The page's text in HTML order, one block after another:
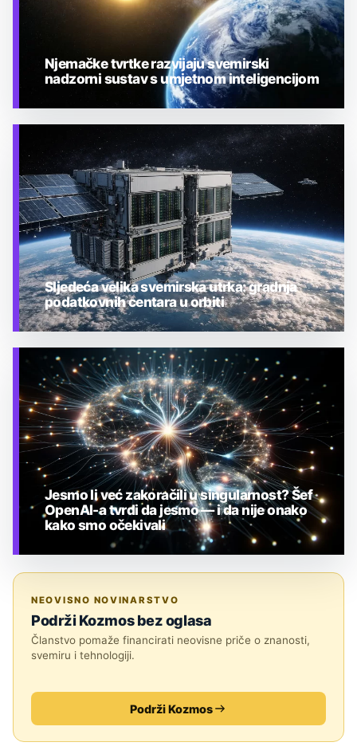
TEHNOLOGIJA
Njemačke tvrtke razvijaju svemirski
nadzorni sustav s umjetnom inteligencijom
TEHNOLOGIJA
Sljedeća velika svemirska utrka: gradnja
podatkovnih centara u orbiti
Jesmo li već zakoračili u singularnost? Šef
OpenAI-a tvrdi da jesmo — i da nije onako
kako smo očekivali
NEOVISNO NOVINARSTVO
Podrži Kozmos bez oglasa
Članstvo pomaže financirati neovisne priče o znanosti,
svemiru i tehnologiji.
Podrži Kozmos